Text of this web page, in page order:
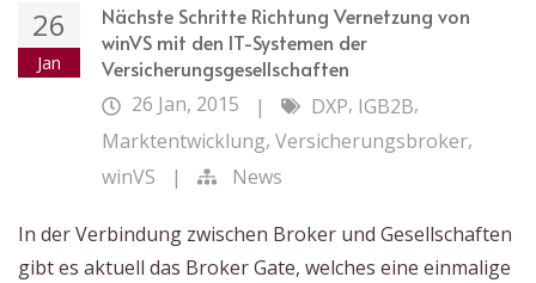
26
Jan
Nächste Schritte Richtung Vernetzung von
winVS mit den IT-Systemen der
Versicherungsgesellschaften
26 Jan, 2015
| DXP, IGB2B,
Marktentwicklung, Versicherungsbroker,
winVS
| News
In der Verbindung zwischen Broker und Gesellschaften
gibt es aktuell das Broker Gate, welches eine einmalige